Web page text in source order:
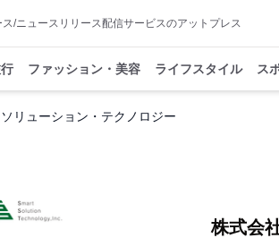
/ニュースリリース配信サービスのアットプレス
ファッション・美容 ライフスタイル ス
リューション・テクノロジー
株式会